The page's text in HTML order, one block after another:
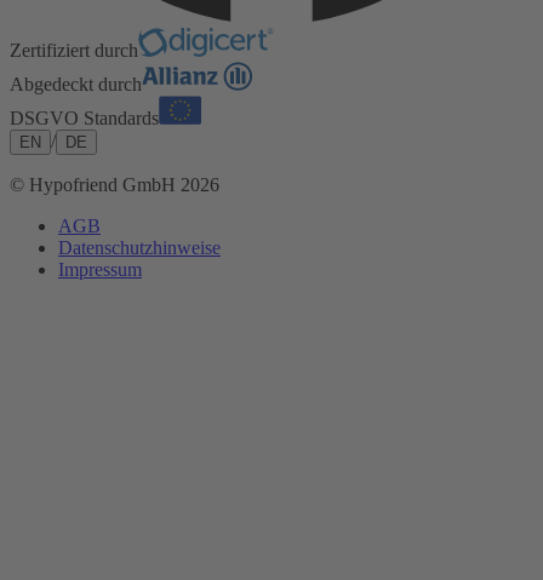
Zertifiziert durch
Abgedeckt durch
DSGVO Standards
EN / DE
© Hypofriend GmbH 2026
AGB
Datenschutzhinweise
Impressum